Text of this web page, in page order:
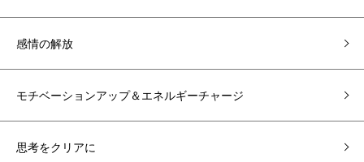
感情の解放
モチベーションアップ＆エネルギーチャージ
思考をクリアに